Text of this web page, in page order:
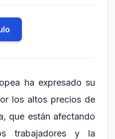
ha expresado su
los altos precios de
que están afectando
trabajadores y la